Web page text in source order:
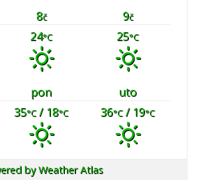
8č 9č
24°C 25°C
pon
uto
35°C/ 18°C 36°C/ 19°C
byWeather Atlas